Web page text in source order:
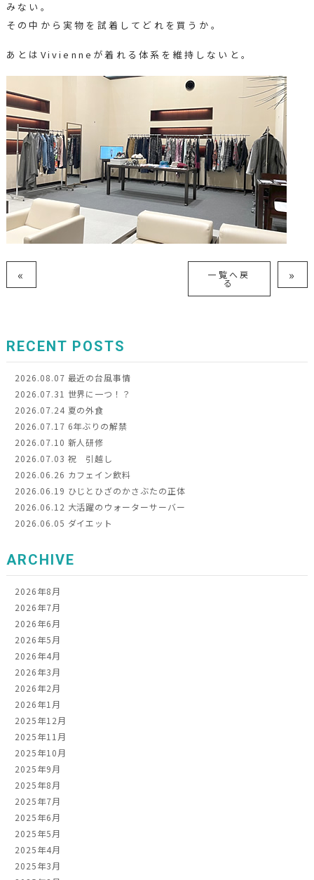
みない。
その中から実物を試着してどれを買うか。
あとはVivienneが着れる体系を維持しないと。
« 一覧へ戻
る »
RECENT POSTS
2026.08.07 最近の台風事情
2026.07.31 世界に一つ！？
2026.07.24 夏の外食
2026.07.17 6年ぶりの解禁
2026.07.10 新人研修
2026.07.03 祝 引越し
2026.06.26 カフェイン飲料
2026.06.19 ひじとひざのかさぶたの正体
2026.06.12 大活躍のウォーターサーバー
2026.06.05 ダイエット
ARCHIVE
2026年8月
2026年7月
2026年6月
2026年5月
2026年4月
2026年3月
2026年2月
2026年1月
2025年12月
2025年11月
2025年10月
2025年9月
2025年8月
2025年7月
2025年6月
2025年5月
2025年4月
2025年3月